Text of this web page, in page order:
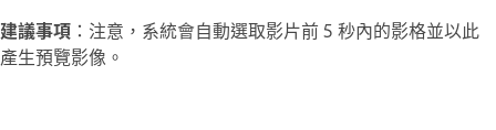
建議事項 ：注意，系統會自動選取影片前 5 秒內的影格並以此
產生預覽影像。